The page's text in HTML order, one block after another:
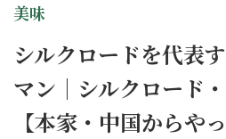
美味
シルクロードを代表
マン｜シルクロード
【本家・中国からや